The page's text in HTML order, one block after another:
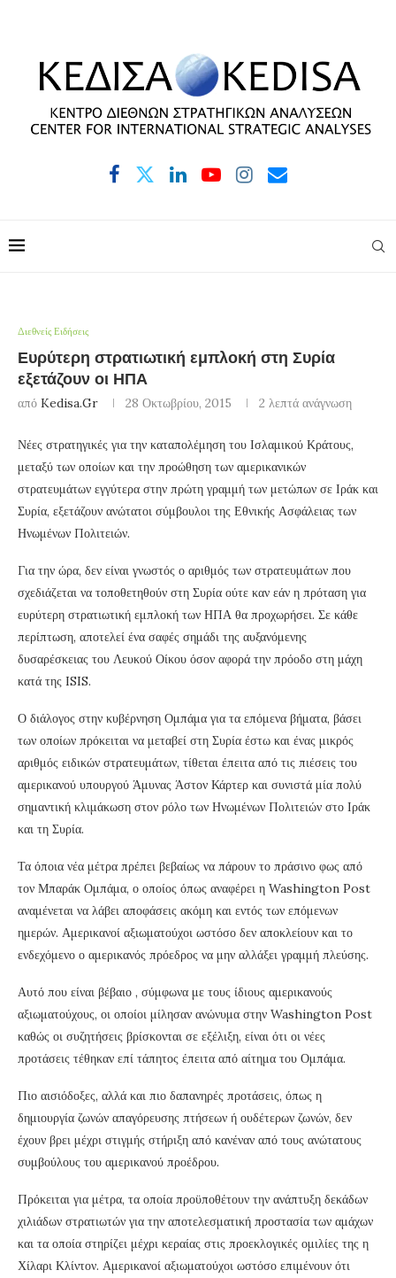
Διεθνείς Ειδήσεις
Ευρύτερη στρατιωτική εμπλοκή στη Συρία
εξετάζουν οι ΗΠΑ
από Kedisa.gr 28 Οκτωβρίου, 2015 2 λεπτά ανάγνωση
Νέες στρατηγικές για την καταπολέμηση του Ισλαμικού Κράτους,
μεταξύ των οποίων και την προώθηση των αμερικανικών
στρατευμάτων εγγύτερα στην πρώτη γραμμή των μετώπων σε Ιράκ και
Συρία, εξετάζουν ανώτατοι σύμβουλοι της Εθνικής Ασφάλειας των
Ηνωμένων Πολιτειών.
Για την ώρα, δεν είναι γνωστός ο αριθμός των στρατευμάτων που
σχεδιάζεται να τοποθετηθούν στη Συρία ούτε καν εάν η πρόταση για
ευρύτερη στρατιωτική εμπλοκή των ΗΠΑ θα προχωρήσει. Σε κάθε
περίπτωση, αποτελεί ένα σαφές σημάδι της αυξανόμενης
δυσαρέσκειας του Λευκού Οίκου όσον αφορά την πρόοδο στη μάχη
κατά της ISIS.
Ο διάλογος στην κυβέρνηση Ομπάμα για τα επόμενα βήματα, βάσει
των οποίων πρόκειται να μεταβεί στη Συρία έστω και ένας μικρός
αριθμός ειδικών στρατευμάτων, τίθεται έπειτα από τις πιέσεις του
αμερικανού υπουργού Άμυνας Άστον Κάρτερ και συνιστά μία πολύ
σημαντική κλιμάκωση στον ρόλο των Ηνωμένων Πολιτειών στο Ιράκ
και τη Συρία.
Τα όποια νέα μέτρα πρέπει βεβαίως να πάρουν το πράσινο φως από
τον Μπαράκ Ομπάμα, ο οποίος όπως αναφέρει η Washington Post
αναμένεται να λάβει αποφάσεις ακόμη και εντός των επόμενων
ημερών. Αμερικανοί αξιωματούχοι ωστόσο δεν αποκλείουν και το
ενδεχόμενο ο αμερικανός πρόεδρος να μην αλλάξει γραμμή πλεύσης.
Αυτό που είναι βέβαιο , σύμφωνα με τους ίδιους αμερικανούς
αξιωματούχους, οι οποίοι μίλησαν ανώνυμα στην Washington Post
καθώς οι συζητήσεις βρίσκονται σε εξέλιξη, είναι ότι οι νέες
προτάσεις τέθηκαν επί τάπητος έπειτα από αίτημα του Ομπάμα.
Πιο αισιόδοξες, αλλά και πιο δαπανηρές προτάσεις, όπως η
δημιουργία ζωνών απαγόρευσης πτήσεων ή ουδέτερων ζωνών, δεν
έχουν βρει μέχρι στιγμής στήριξη από κανέναν από τους ανώτατους
συμβούλους του αμερικανού προέδρου.
Πρόκειται για μέτρα, τα οποία προϋποθέτουν την ανάπτυξη δεκάδων
χιλιάδων στρατιωτών για την αποτελεσματική προστασία των αμάχων
και τα οποία στηρίζει μέχρι κεραίας στις προεκλογικές ομιλίες της η
Χίλαρι Κλίντον. Αμερικανοί αξιωματούχοι ωστόσο επιμένουν ότι